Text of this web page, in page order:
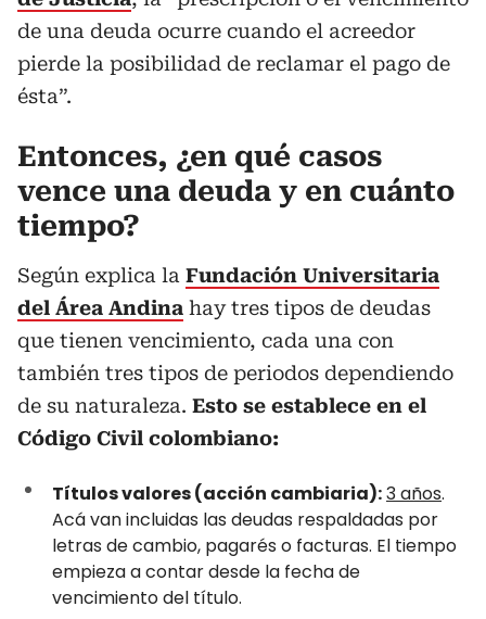
de una deuda ocurre cuando el acreedor
pierde la posibilidad de reclamar el pago de
ésta”.
Entonces, ¿en qué casos
vence una deuda y en cuánto
tiempo?
Según explica la Fundación Universitaria
del Área Andina hay tres tipos de deudas
que tienen vencimiento, cada una con
también tres tipos de periodos dependiendo
de su naturaleza. Esto se establece en el
Código Civil colombiano:
Títulos valores (acción cambiaria):3 años.
Acá van incluidas las deudas respaldadas por
letras de cambio, pagarés o facturas. El tiempo
empieza a contar desde la fecha de
vencimiento del título.